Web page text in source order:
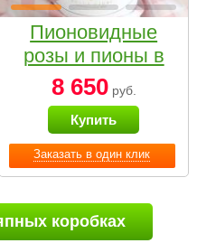
Заказать в один клик
Пионовидные
розы и пионы в
белой коробке
Small
8 650руб.
Купить
коробках